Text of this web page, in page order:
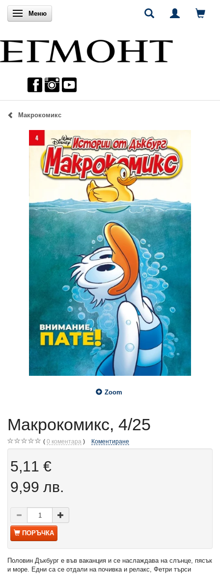
Включи навигацията
Меню
Макрокомикс
Zoom
Макрокомикс, 4/25
0 коментара Коментиране
5,11 €
9,99 лв.
ПОРЪЧКА
Половин Дъкбург е във ваканция и се наслаждава на слънце, пясък
и море. Едни са се отдали на почивка и релакс, Фетри търси